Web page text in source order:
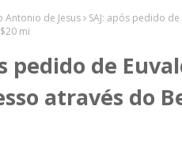
Antonio de Jesus
SAJ: após pedido
mi
pedido de
através do